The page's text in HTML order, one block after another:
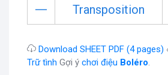
Transposition
Download SHEET PDF (4 pages)
Trữ tình Gợi ý chơi điệu Boléro.